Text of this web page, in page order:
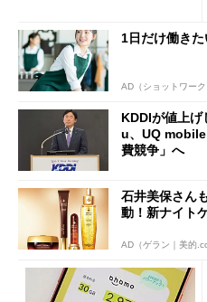
1日だけ働き
AD（ショットワーク
KDDIが値上
u、UQ
費競争」へ
石井美保さん
動！新ナイト
AD（ゲラン｜美的